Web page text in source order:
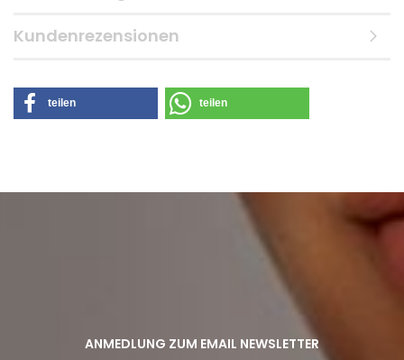
Kundenrezensionen
teilen teilen
ANMEDLUNG ZUM EMAIL NEWSLETTER